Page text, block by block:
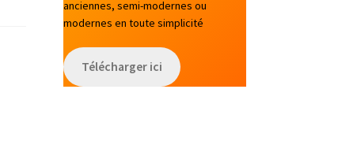
anciennes, semi-modernes ou
modernes en toute simplicité
Télécharger ici